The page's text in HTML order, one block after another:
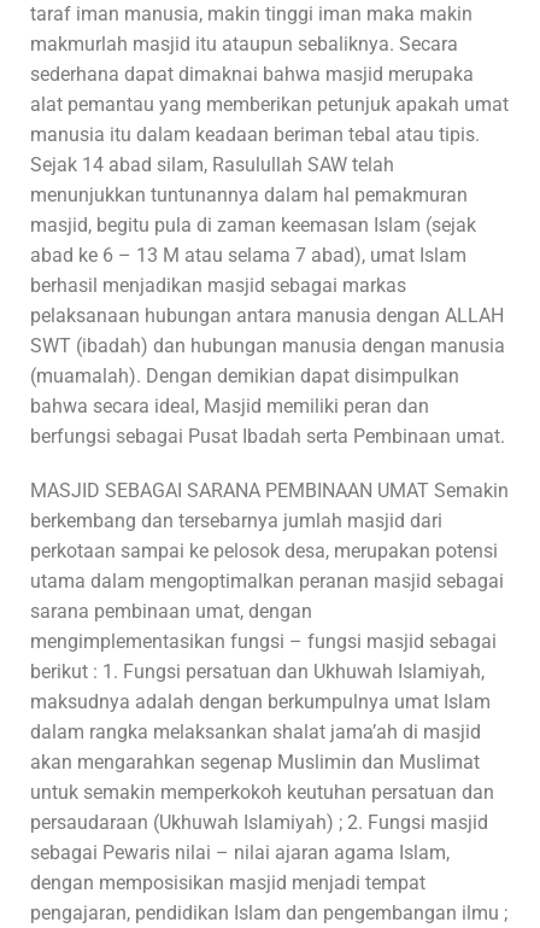
taraf iman manusia, makin tinggi iman maka makin
makmurlah masjid itu ataupun sebaliknya. Secara
sederhana dapat dimaknai bahwa masjid merupaka
alat pemantau yang memberikan petunjuk apakah umat
manusia itu dalam keadaan beriman tebal atau tipis.
Sejak 14 abad silam, Rasulullah SAW telah
menunjukkan tuntunannya dalam hal pemakmuran
masjid, begitu pula di zaman keemasan Islam (sejak
abad ke 6 – 13 M atau selama 7 abad), umat Islam
berhasil menjadikan masjid sebagai markas
pelaksanaan hubungan antara manusia dengan ALLAH
SWT (ibadah) dan hubungan manusia dengan manusia
(muamalah). Dengan demikian dapat disimpulkan
bahwa secara ideal, Masjid memiliki peran dan
berfungsi sebagai Pusat Ibadah serta Pembinaan umat.
MASJID SEBAGAI SARANA PEMBINAAN UMAT Semakin
berkembang dan tersebarnya jumlah masjid dari
perkotaan sampai ke pelosok desa, merupakan potensi
utama dalam mengoptimalkan peranan masjid sebagai
sarana pembinaan umat, dengan
mengimplementasikan fungsi – fungsi masjid sebagai
berikut : 1. Fungsi persatuan dan Ukhuwah Islamiyah,
maksudnya adalah dengan berkumpulnya umat Islam
dalam rangka melaksankan shalat jama’ah di masjid
akan mengarahkan segenap Muslimin dan Muslimat
untuk semakin memperkokoh keutuhan persatuan dan
persaudaraan (Ukhuwah Islamiyah) ; 2. Fungsi masjid
sebagai Pewaris nilai – nilai ajaran agama Islam,
dengan memposisikan masjid menjadi tempat
pengajaran, pendidikan Islam dan pengembangan ilmu ;